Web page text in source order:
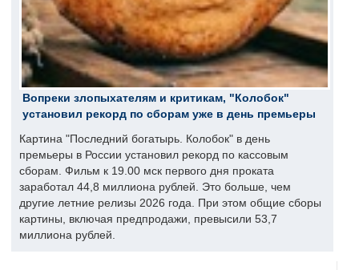
Вопреки злопыхателям и критикам, "Колобок"
установил рекорд по сборам уже в день премьеры
Картина "Последний богатырь. Колобок" в день
премьеры в России установил рекорд по кассовым
сборам. Фильм к 19.00 мск первого дня проката
заработал 44,8 миллиона рублей. Это больше, чем
другие летние релизы 2026 года. При этом общие сборы
картины, включая предпродажи, превысили 53,7
миллиона рублей.